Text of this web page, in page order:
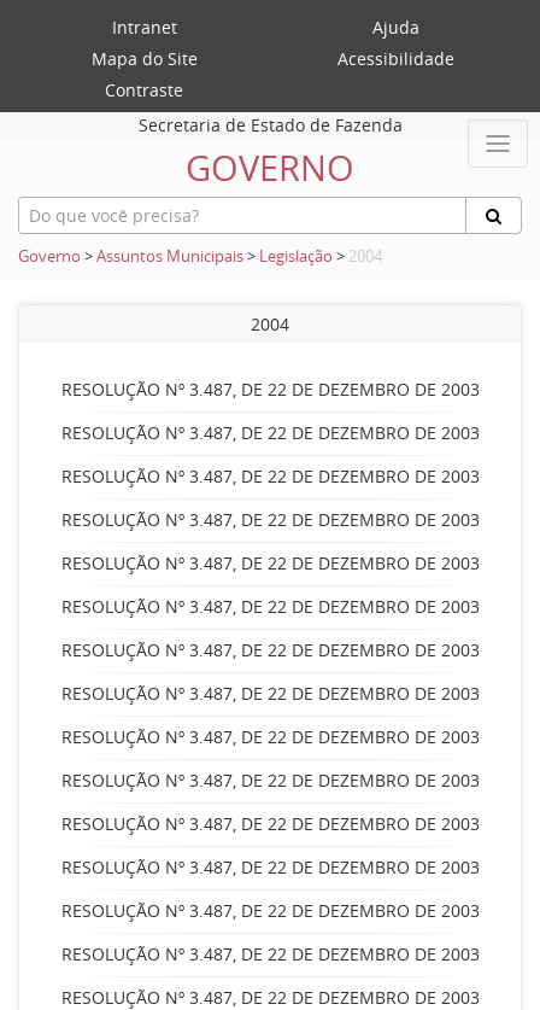
Intranet
Ajuda
Mapa do Site
Acessibilidade
Contraste
Secretaria de Estado de Fazenda
GOVERNO
Governo >Assuntos Municipais> Legislação > 2004
2004
RESOLUÇÃO Nº 3.487, DE 22 DE DEZEMBRO DE 2003
RESOLUÇÃO Nº 3.487, DE 22 DE DEZEMBRO DE 2003
RESOLUÇÃO Nº 3.487, DE 22 DE DEZEMBRO DE 2003
RESOLUÇÃO Nº 3.487, DE 22 DE DEZEMBRO DE 2003
RESOLUÇÃO Nº 3.487, DE 22 DE DEZEMBRO DE 2003
RESOLUÇÃO Nº 3.487, DE 22 DE DEZEMBRO DE 2003
RESOLUÇÃO Nº 3.487, DE 22 DE DEZEMBRO DE 2003
RESOLUÇÃO Nº 3.487, DE 22 DE DEZEMBRO DE 2003
RESOLUÇÃO Nº 3.487, DE 22 DE DEZEMBRO DE 2003
RESOLUÇÃO Nº 3.487, DE 22 DE DEZEMBRO DE 2003
RESOLUÇÃO Nº 3.487, DE 22 DE DEZEMBRO DE 2003
RESOLUÇÃO Nº 3.487, DE 22 DE DEZEMBRO DE 2003
RESOLUÇÃO Nº 3.487, DE 22 DE DEZEMBRO DE 2003
RESOLUÇÃO Nº 3.487, DE 22 DE DEZEMBRO DE 2003
RESOLUÇÃO Nº 3.487, DE 22 DE DEZEMBRO DE 2003